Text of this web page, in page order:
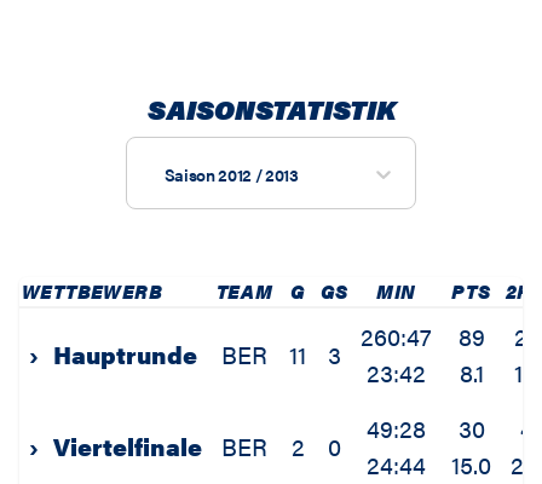
SAISONSTATISTIK
Saison 2012 / 2013
WETTBEWERB TEAM G GS MIN PTS
› Hauptrunde BER 11 3
260:47
23:42
89
8.1
20
1.8
› Viertelfinale BER 2 0
49:28
24:44
30
15.0
4
2.0